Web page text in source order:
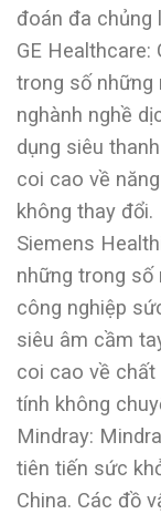
đoán đa chủng
GE Healthcare:
trong số những
nghành nghề
dụng siêu
coi cao về
không thay đổi.
Siemens
những trong số
công nghiệp
siêu âm cầm
coi cao về chất
tính không
Mindray:
tiên tiến sức
China. Các đồ